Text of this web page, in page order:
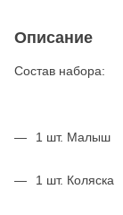
Описание
Состав набора:
1 шт. Малыш
1 шт. Коляска